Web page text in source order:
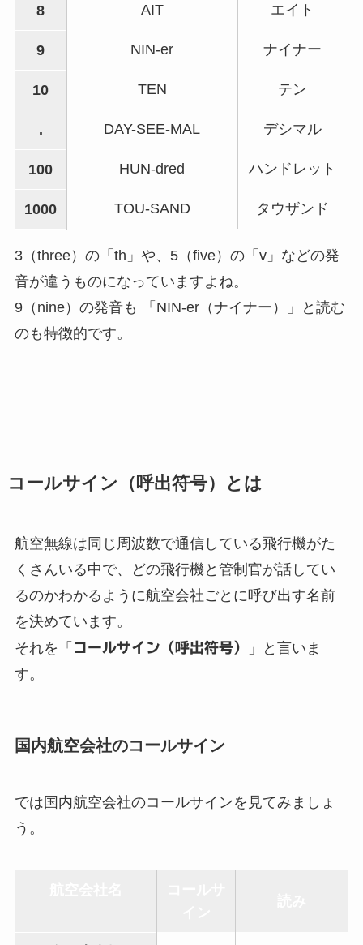
8 AIT エイト
9 NIN-er ナイナー
10 TEN テン
. DAY-SEE-MAL デシマル
100 HUN-dred ハンドレット
1000 TOU-SAND タウザンド
3（three）の「th」や、5（five）の「v」などの発
音が違うものになっていますよね。
9（nine）の発音も 「NIN-er（ナイナー）」と読む
のも特徴的です。
コールサイン（呼出符号）とは
航空無線は同じ周波数で通信している飛行機がた
くさんいる中で、どの飛行機と管制官が話してい
るのかわかるように航空会社ごとに呼び出す名前
を決めています。
それを「 コールサイン（呼出符号）
」と言いま
す。
国内航空会社のコールサイン
では国内航空会社のコールサインを見てみましょ
う。